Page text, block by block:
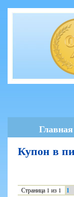
Главная
Купон в
Страница 1 из 1
1